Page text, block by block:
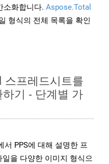
소화합니다. Aspose.Total
형식의 전체 목록을 확인
스프레드시트를
기 - 단계별 가
서 PPS에 대해 설명한 프
을 다양한 이미지 형식으